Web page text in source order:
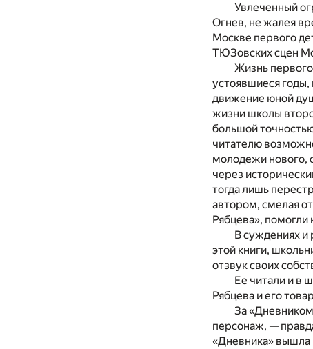
Увлеченный
Огнев, не жалея
Москве первого
ТЮЗовских сцен
Жизнь
устоявшиеся годы,
движение юной
жизни школы
большой
читателю
молодежи нового,
через
тогда лишь
автором, смелая
Рябцева»,
В суждениях и
этой книги,
отзвук своих
Ее читали и в
Рябцева и его
За «Дневником
персонаж, —
«Дневника» вышла